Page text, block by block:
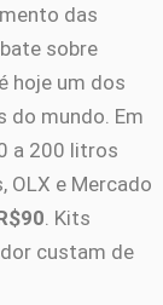
das
sobre
hoje um dos
do mundo. Em
a 200 litros
e Mercado
. Kits
custam de